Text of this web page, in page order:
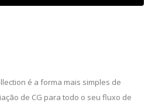
é a forma mais simples de
de CG para todo o seu fluxo de